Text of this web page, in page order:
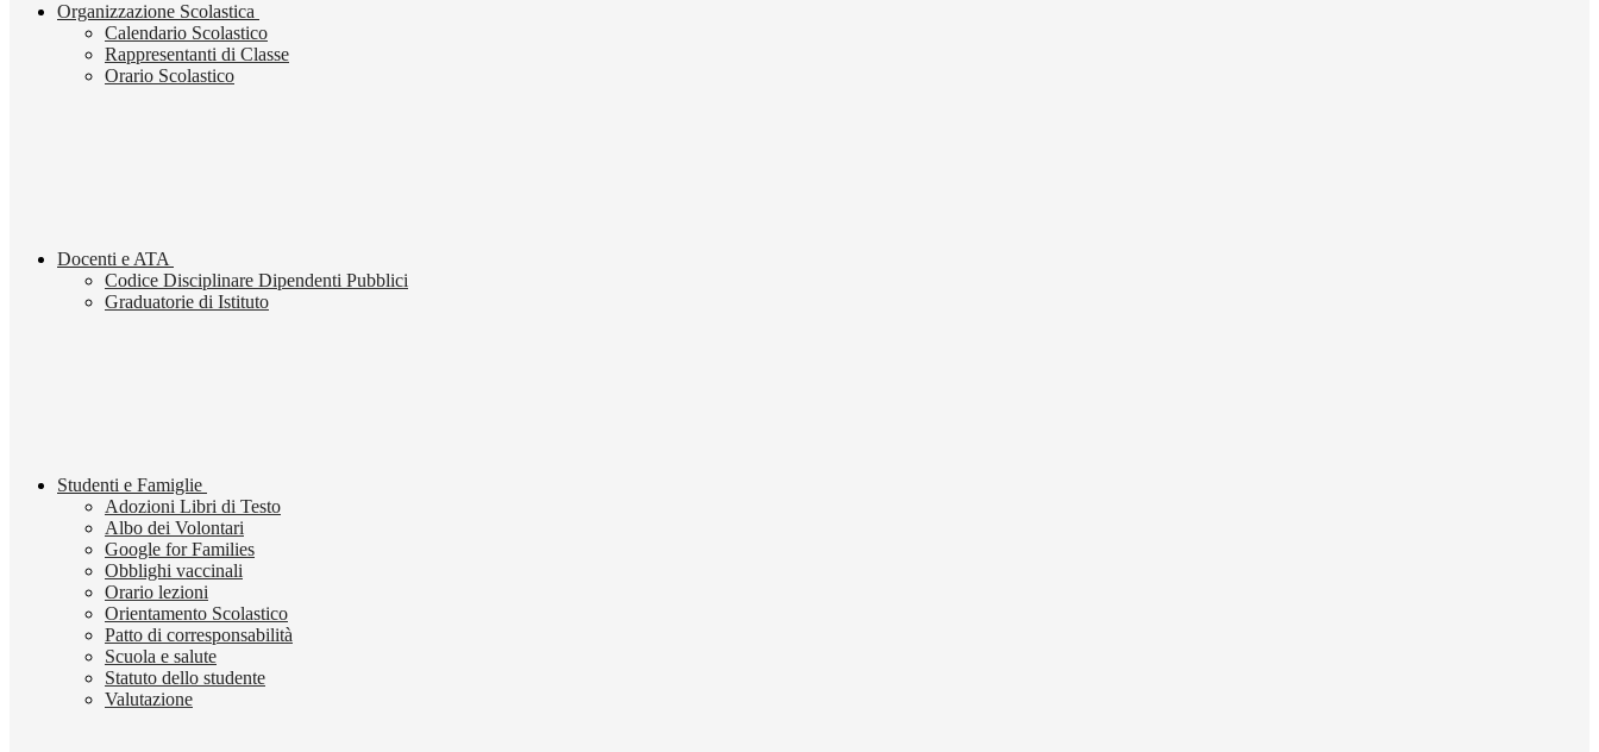
Organizzazione Scolastica
Calendario Scolastico
Rappresentanti di Classe
Orario Scolastico
Docenti e ATA
Codice Disciplinare Dipendenti Pubblici
Graduatorie di Istituto
Studenti e Famiglie
Adozioni Libri di Testo
Albo dei Volontari
Google for Families
Obblighi vaccinali
Orario lezioni
Orientamento Scolastico
Patto di corresponsabilità
Scuola e salute
Statuto dello studente
Valutazione